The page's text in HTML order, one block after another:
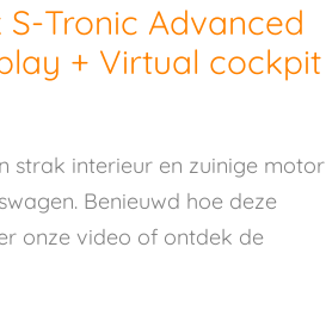
S-Tronic Advanced
+ Virtual cockpit
strak interieur en zuinige motor
Benieuwd hoe deze
onze video of ontdek de